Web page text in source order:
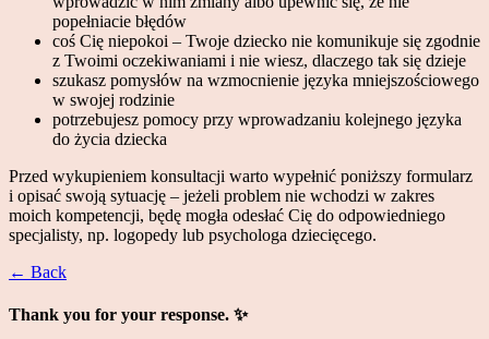
popełniacie błędów
coś Cię niepokoi – Twoje dziecko nie komunikuje się zgodnie
z Twoimi oczekiwaniami i nie wiesz, dlaczego tak się dzieje
szukasz pomysłów na wzmocnienie języka mniejszościowego
w swojej rodzinie
potrzebujesz pomocy przy wprowadzaniu kolejnego języka
do życia dziecka
Przed wykupieniem konsultacji warto wypełnić poniższy formularz
i opisać swoją sytuację – jeżeli problem nie wchodzi w zakres
moich kompetencji, będę mogła odesłać Cię do odpowiedniego
specjalisty, np. logopedy lub psychologa dziecięcego.
← Back
Thank you for your response. ✨